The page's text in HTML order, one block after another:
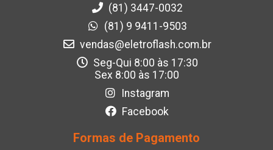
(81) 3447-0032
(81) 9 9411-9503
vendas@eletroflash.com.br
Seg-Qui 8:00 às 17:30
Sex 8:00 às 17:00
Instagram
Facebook
Formas de Pagamento